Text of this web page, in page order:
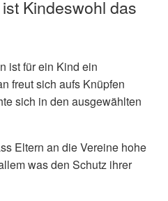
Kindeswohl das
ist für ein Kind ein
freut sich aufs Knüpfen
sich in den ausgewählten
Eltern an die Vereine hohe
was den Schutz ihrer